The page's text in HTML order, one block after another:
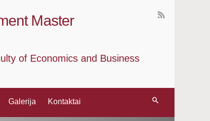
Master
of Economics and Business
Galerija Kontaktai